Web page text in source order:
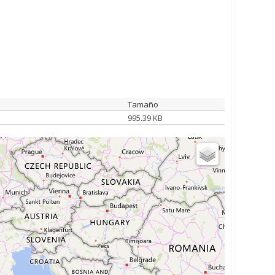
Tamaño
995.39 KB